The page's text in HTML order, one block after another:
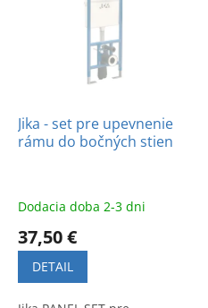
Jika - set pre upevnenie
rámu do bočných stien
Dodacia doba 2-3 dni
37,50 €
DETAIL